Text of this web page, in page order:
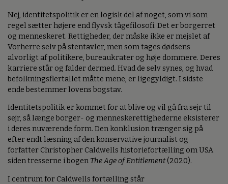
Nej, identitetspolitik er en logisk del af noget, som vi som
regel sætter højere end flyvsk tågefilosofi. Det er borgerret
og menneskeret. Rettigheder, der måske ikke er mejslet af
Vorherre selv på stentavler, men som tages dødsens
alvorligt af politikere, bureaukrater og høje dommere. Deres
karriere står og falder dermed. Hvad de selv synes, og hvad
befolkningsflertallet måtte mene, er ligegyldigt. I sidste
ende bestemmer lovens bogstav.
Identitetspolitik er kommet for at blive og vil gå fra sejr til
sejr, så længe borger- og menneskerettighederne eksisterer
i deres nuværende form. Den konklusion trænger sig på
efter endt læsning af den konservative journalist og
forfatter Christopher Caldwells historiefortælling om USA
siden tresserne i bogen The Age of Entitlement (2020).
I centrum for Caldwells fortælling står